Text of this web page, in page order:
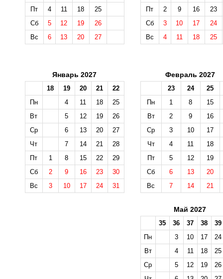
Пт
4 11 18
25
Сб
5 12 19
26
Вс
6 13 20 27
Пт
2 9 16
23
Сб
3 10 17
24
Вс
4 11 18 25
Январь 2027
18 19 20 21
22
Пн
4 11 18
25
Вт
5 12 19
26
Ср
6 13 20
27
Чт
7 14 21
28
Пт
1 8 15 22
29
Сб
2 9 16 23
30
Вс
3 10 17 24 31
Февраль 2027
23 24
25
Пн
1 8
15
Вт
2 9
16
Ср
3 10
17
Чт
4 11
18
Пт
5 12
19
Сб
6 13
20
Вс
7 14 21
Май 2027
35 36 37 38
39
Пн
3 10 17
24
Вт
4 11 18
25
Ср
5 12 19
26